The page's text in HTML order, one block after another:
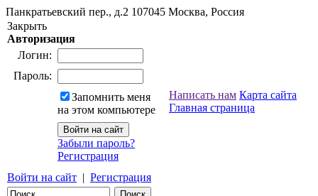
Панкратьевский пер., д.2 107045 Москва, Россия
Закрыть
Авторизация
Логин:
Пароль:
Запомнить меня
на этом компьютере
Забыли пароль?
Регистрация
Войти на сайт | Регистрация
Написать нам Карта сайта
Главная страница